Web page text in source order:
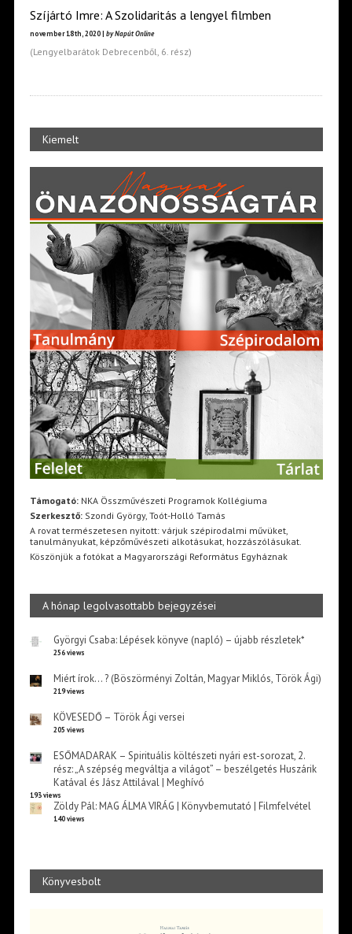
Szíjártó Imre: A Szolidaritás a lengyel filmben
november 18th, 2020 | by Napút Online
(Lengyelbarátok Debrecenből, 6. rész)
Kiemelt
Támogató:NKA Összművészeti Programok Kollégiuma
Szerkesztő:Szondi György, Toót-Holló Tamás
A rovat természetesen nyitott: várjuk szépirodalmi művüket,
tanulmányukat, képzőművészeti alkotásukat, hozzászólásukat.
Köszönjük a fotókat a Magyarországi Református Egyháznak
A hónap legolvasottabb bejegyzései
Györgyi Csaba: Lépések könyve (napló) – újabb részletek*
256 views
Miért írok… ? (Böszörményi Zoltán, Magyar Miklós, Török Ági)
219 views
KÖVESEDŐ – Török Ági versei
205 views
ESŐMADARAK – Spirituális költészeti nyári est-sorozat, 2.
rész: „A szépség megváltja a világot” – beszélgetés Huszárik
Katával és Jász Attilával | Meghívó
193 views
Zöldy Pál: MAG ÁLMA VIRÁG | Könyvbemutató | Filmfelvétel
140 views
Könyvesbolt